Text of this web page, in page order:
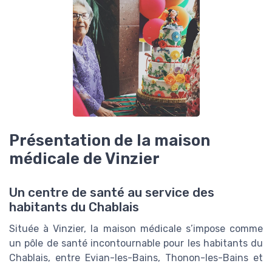
Présentation de la maison
médicale de Vinzier
Un centre de santé au service des
habitants du Chablais
Située à Vinzier, la maison médicale s’impose comme
un pôle de santé incontournable pour les habitants du
Chablais, entre Evian-les-Bains, Thonon-les-Bains et